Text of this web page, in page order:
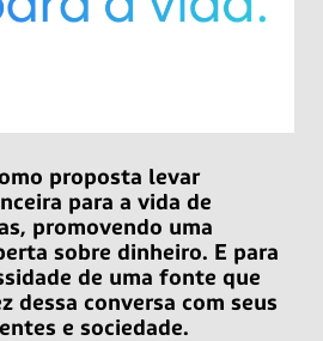
proposta levar
para a vida de
promovendo uma
sobre dinheiro. E para
de uma fonte que
dessa conversa com seus
e sociedade.